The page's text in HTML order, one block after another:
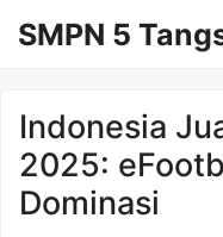
keSMPN 5
Indonesia
2025:
Dominasi